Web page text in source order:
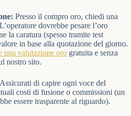
Presso il compro oro, chiedi una
dovrebbe pesare l’oro
la caratura (spesso tramite test
in base alla quotazione del giorno.
una valutazione oro gratuita e senza
nostro sito.
Assicurati di capire ogni voce del
costi di fusione o commissioni (un
essere trasparente al riguardo).